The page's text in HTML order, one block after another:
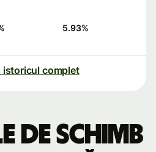
5.93%
istoricul complet
de schimb